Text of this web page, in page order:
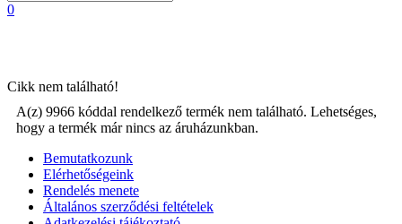
0
Cikk nem található!
A(z) 9966 kóddal rendelkező termék nem található. Lehetséges,
hogy a termék már nincs az áruházunkban.
Bemutatkozunk
Elérhetőségeink
Rendelés menete
Általános szerződési feltételek